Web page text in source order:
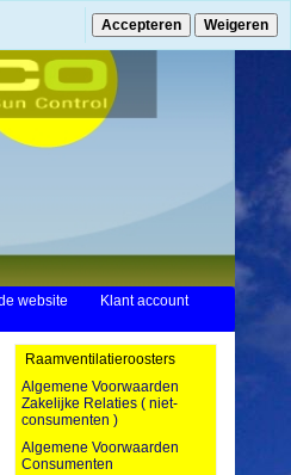
website
Klant account
Raamventilatieroosters
Algemene Voorwaarden
Zakelijke Relaties ( niet-
consumenten )
Algemene Voorwaarden
Consumenten
Accepteren Weigeren